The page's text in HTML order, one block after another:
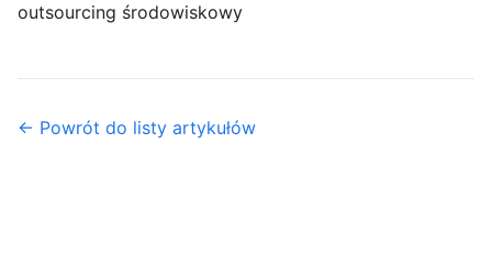
outsourcing środowiskowy
← Powrót do listy artykułów